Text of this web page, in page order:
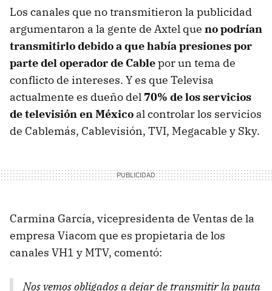
Los canales que no transmitieron la publicidad
argumentaron a la gente de Axtel que no podrían
transmitirlo debido a que había presiones por
parte del operador de Cablepor un tema de
conflicto de intereses. Y es que Televisa
actualmente es dueño del 70% de los servicios
de televisión en México al controlar los servicios
de Cablemás, Cablevisión, TVI, Megacable y Sky.
Carmina García, vicepresidenta de Ventas de la
empresa Viacom que es propietaria de los
canales VH1 y MTV, comentó:
Nos vemos obligados a dejar de transmitir la pauta